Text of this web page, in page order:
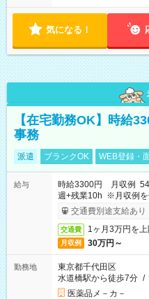
気になる！
【在宅勤務OK】時給
事務
派遣 ブランクOK WEB登録・
給与
時給3300円 月収例 54
週+残業10h ※月収例を
交通費別途支給あり
交通費 1ヶ月3万円を
月収例 30万円～
勤務地
東京都千代田区
水道橋駅から徒歩7分 /
医薬品メ－カ－